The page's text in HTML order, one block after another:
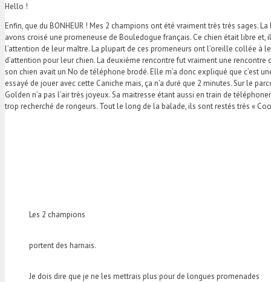
Hello !
Enfin, que du BONHEUR ! Mes 2 champions ont été vraiment très très sages.
avons croisé une promeneuse de Bouledogue français. Ce chien était libre
l’attention de leur maître. La plupart de ces promeneurs ont l’oreille collée à
d’attention pour leur chien. La deuxième rencontre fut vraiment une
son chien avait un No de téléphone brodé. Elle m’a donc expliqué que c’est
essayé de jouer avec cette Caniche mais, ça n’a duré que 2 minutes. Sur le
Golden n’a pas l’air très joyeux. Sa maitresse étant aussi en train de
trop recherché de rongeurs. Tout le long de la balade, ils sont restés très «
Les 2 champions
portent des harnais.
Je dois dire que je ne les mettrais plus pour de longues promenades